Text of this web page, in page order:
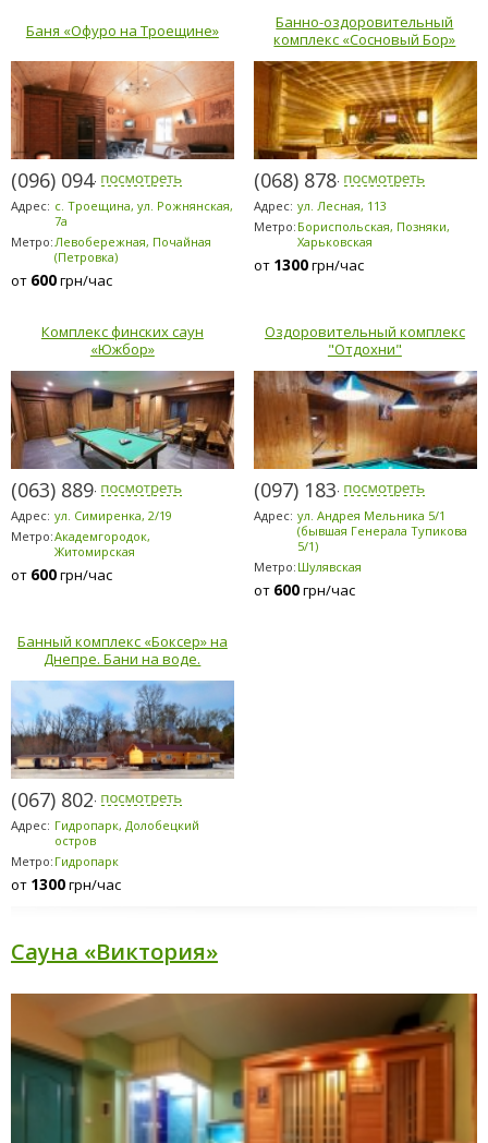
Баня «Офуро на Троещине»
(096) 094-5294
Адрес: с. Троещина, ул. Рожнянская,
7а
Метро:Левобережная, Почайная
(Петровка)
от 600грн/час
Банно-оздоровительный
комплекс «Сосновый Бор»
(068) 878-5953
Адрес: ул. Лесная, 113
Метро: Бориспольская, Позняки,
Харьковская
от 1300грн/час
Комплекс финских саун
«Южбор»
(063) 889-6200
Адрес: ул. Симиренка, 2/19
Метро:Академгородок,
Житомирская
от 600грн/час
Оздоровительный комплекс
"Отдохни"
(097) 183-9184
Адрес: ул. Андрея Мельника 5/1
(бывшая Генерала Тупикова
5/1)
Метро: Шулявская
от 600грн/час
Банный комплекс «Боксер» на
Днепре. Бани на воде.
(067) 802-6898
Адрес: Гидропарк, Долобецкий
остров
Метро: Гидропарк
от 1300грн/час
Сауна «Виктория»